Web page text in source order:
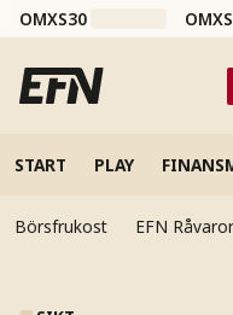
OMXS30
START PLAY
Börsfrukost EFN Råvaror